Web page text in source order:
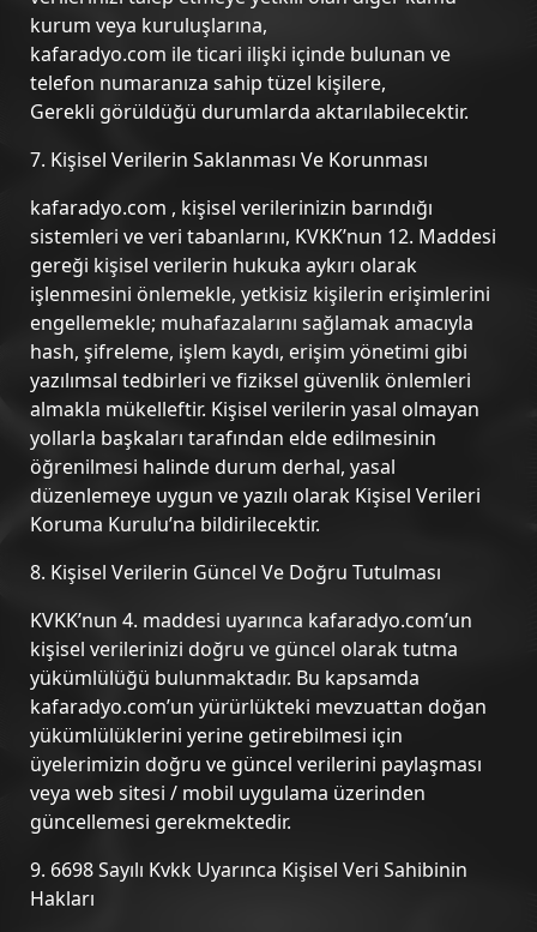
kurum veya kuruluşlarına,
kafaradyo.com ile ticari ilişki içinde bulunan ve
telefon numaranıza sahip tüzel kişilere,
Gerekli görüldüğü durumlarda aktarılabilecektir.
7. Kişisel Verilerin Saklanması Ve Korunması
kafaradyo.com , kişisel verilerinizin barındığı
sistemleri ve veri tabanlarını, KVKK’nun 12. Maddesi
gereği kişisel verilerin hukuka aykırı olarak
işlenmesini önlemekle, yetkisiz kişilerin erişimlerini
engellemekle; muhafazalarını sağlamak amacıyla
hash, şifreleme, işlem kaydı, erişim yönetimi gibi
yazılımsal tedbirleri ve fiziksel güvenlik önlemleri
almakla mükelleftir. Kişisel verilerin yasal olmayan
yollarla başkaları tarafından elde edilmesinin
öğrenilmesi halinde durum derhal, yasal
düzenlemeye uygun ve yazılı olarak Kişisel Verileri
Koruma Kurulu’na bildirilecektir.
8. Kişisel Verilerin Güncel Ve Doğru Tutulması
KVKK’nun 4. maddesi uyarınca kafaradyo.com’un
kişisel verilerinizi doğru ve güncel olarak tutma
yükümlülüğü bulunmaktadır. Bu kapsamda
kafaradyo.com’un yürürlükteki mevzuattan doğan
yükümlülüklerini yerine getirebilmesi için
üyelerimizin doğru ve güncel verilerini paylaşması
veya web sitesi / mobil uygulama üzerinden
güncellemesi gerekmektedir.
9. 6698 Sayılı Kvkk Uyarınca Kişisel Veri Sahibinin
Hakları